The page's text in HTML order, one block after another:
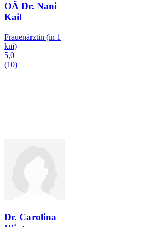
OÄ Dr. Nani
Kail
Frauenärztin (in 1
km)
5,0
(10)
Dr. Carolina